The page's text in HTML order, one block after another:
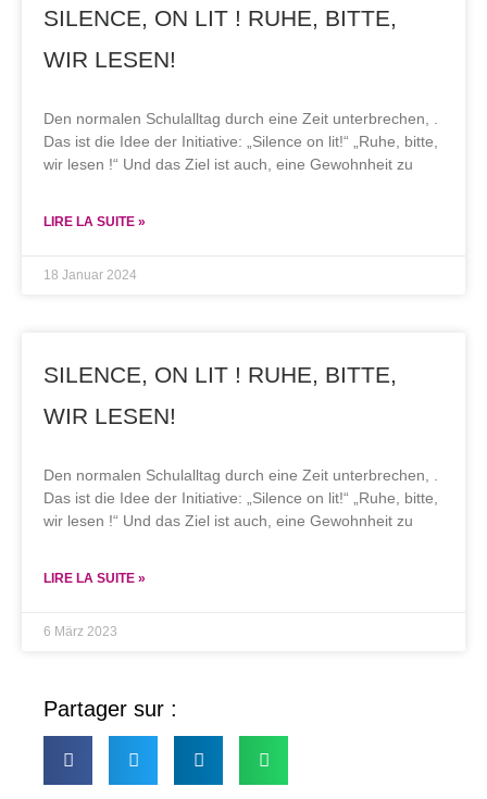
SILENCE, ON LIT ! RUHE, BITTE,
WIR LESEN!
Den normalen Schulalltag durch eine Zeit unterbrechen, .
Das ist die Idee der Initiative: „Silence on lit!“ „Ruhe, bitte,
wir lesen !“ Und das Ziel ist auch, eine Gewohnheit zu
LIRE LA SUITE »
18 Januar 2024
SILENCE, ON LIT ! RUHE, BITTE,
WIR LESEN!
Den normalen Schulalltag durch eine Zeit unterbrechen, .
Das ist die Idee der Initiative: „Silence on lit!“ „Ruhe, bitte,
wir lesen !“ Und das Ziel ist auch, eine Gewohnheit zu
LIRE LA SUITE »
6 März 2023
Partager sur :